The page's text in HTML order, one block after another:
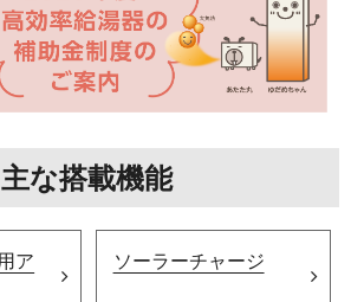
主な搭載機能
ア
ソーラーチャージ